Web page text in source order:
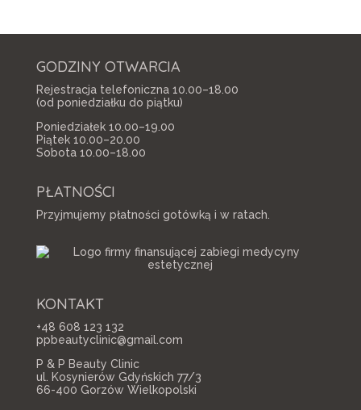
GODZINY OTWARCIA
Rejestracja telefoniczna 10.00–18.00
(od poniedziałku do piątku)
Poniedziałek 10.00–19.00
Piątek 10.00–20.00
Sobota 10.00–18.00
PŁATNOŚCI
Przyjmujemy płatności gotówką i w ratach.
KONTAKT
+48 608 123 132
ppbeautyclinic@gmail.com
P & P Beauty Clinic
ul. Kosynierów Gdyńskich 77/3
66-400 Gorzów Wielkopolski